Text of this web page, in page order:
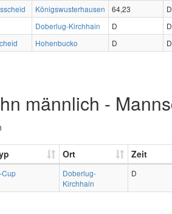
Königswusterhausen 64,23 D
Doberlug-Kirchhain D D
Hohenbucko D D
männlich -
Ort Zeit
Cup
Doberlug-
Kirchhain
D